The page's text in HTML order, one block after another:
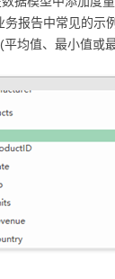
报告中常见的示
均值、最小值或